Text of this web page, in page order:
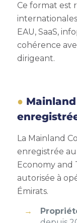
Ce format est
EAU, SaaS,
cohérence
dirigeant.
La Mainland
enregistrée
Economy and
autorisée à
Émirats.